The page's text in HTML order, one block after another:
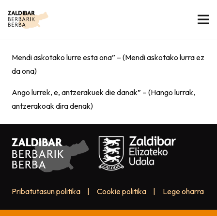
Mendi askotako lurre esta ona” – (Mendi askotako lurra ez
da ona)
Ango lurrek, e, antzerakuek die danak” – (Hango lurrak,
antzerakoak dira denak)
Pribatutasun politika Cookie politika Lege oharra